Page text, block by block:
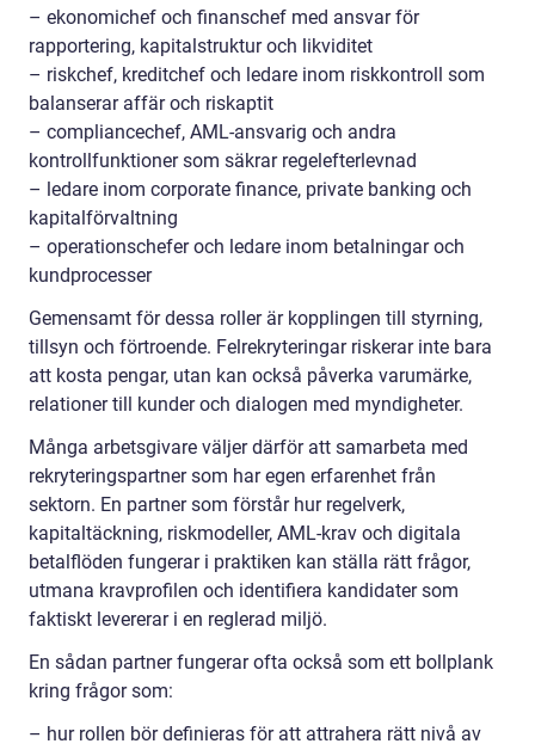
– ekonomichef och finanschef med ansvar för
rapportering, kapitalstruktur och likviditet
– riskchef, kreditchef och ledare inom riskkontroll som
balanserar affär och riskaptit
– compliancechef, AML-ansvarig och andra
kontrollfunktioner som säkrar regelefterlevnad
– ledare inom corporate finance, private banking och
kapitalförvaltning
– operationschefer och ledare inom betalningar och
kundprocesser
Gemensamt för dessa roller är kopplingen till styrning,
tillsyn och förtroende. Felrekryteringar riskerar inte bara
att kosta pengar, utan kan också påverka varumärke,
relationer till kunder och dialogen med myndigheter.
Många arbetsgivare väljer därför att samarbeta med
rekryteringspartner som har egen erfarenhet från
sektorn. En partner som förstår hur regelverk,
kapitaltäckning, riskmodeller, AML-krav och digitala
betalflöden fungerar i praktiken kan ställa rätt frågor,
utmana kravprofilen och identifiera kandidater som
faktiskt levererar i en reglerad miljö.
En sådan partner fungerar ofta också som ett bollplank
kring frågor som:
– hur rollen bör definieras för att attrahera rätt nivå av